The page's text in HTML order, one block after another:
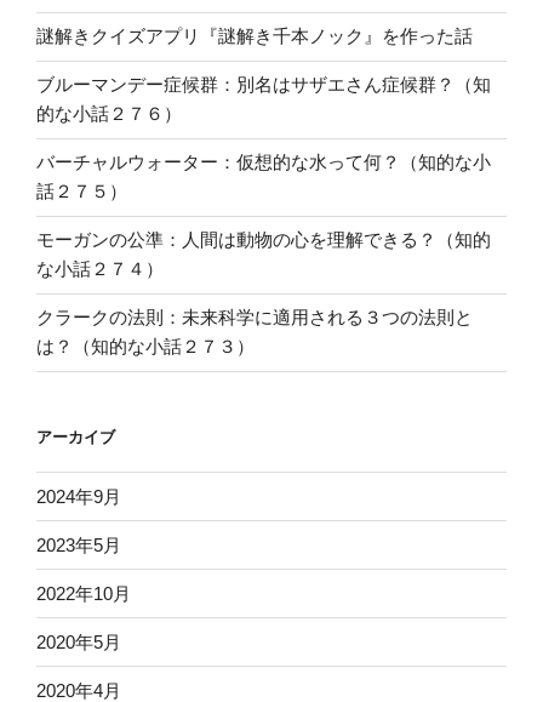
謎解きクイズアプリ『謎解き千本ノック』を作った話
ブルーマンデー症候群：別名はサザエさん症候群？（知
的な小話２７６）
バーチャルウォーター：仮想的な水って何？（知的な小
話２７５）
モーガンの公準：人間は動物の心を理解できる？（知的
な小話２７４）
クラークの法則：未来科学に適用される３つの法則と
は？（知的な小話２７３）
アーカイブ
2024年9月
2023年5月
2022年10月
2020年5月
2020年4月